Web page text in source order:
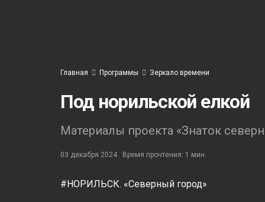
Главная Программы Зеркало времени
Под норильской елкой
Материалы проекта «Знаток
03 декабря 2024 Время прочтения: 1 мин.
#НОРИЛЬСК. «Северный город»